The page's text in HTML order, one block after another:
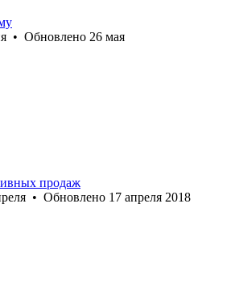
• Обновлено 26 мая
продаж
• Обновлено 17 апреля 2018